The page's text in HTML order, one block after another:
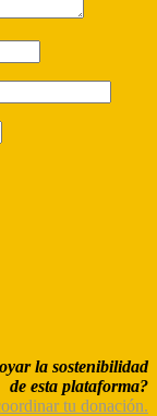
la sostenibilidad
de esta plataforma?
tu donación.